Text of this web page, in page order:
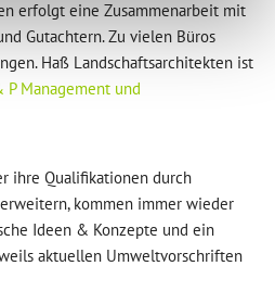
erfolgt eine Zusammenarbeit mit
Gutachtern. Zu vielen Büros
Haß Landschaftsarchitekten ist
P Management und
ihre Qualifikationen durch
kommen immer wieder
Ideen & Konzepte und ein
aktuellen Umweltvorschriften